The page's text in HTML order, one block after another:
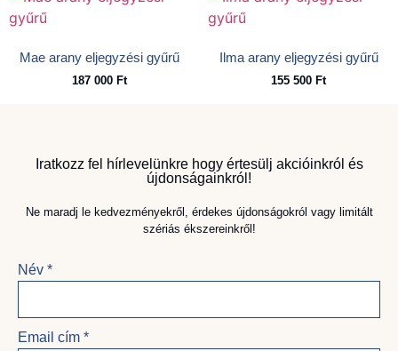
Mae arany eljegyzési gyűrű
187 000 Ft
Ilma arany eljegyzési gyűrű
155 500 Ft
Iratkozz fel hírlevelünkre hogy értesülj akcióinkról és
újdonságainkról!
Ne maradj le kedvezményekről, érdekes újdonságokról vagy limitált
szériás ékszereinkről!
Név *
Email cím *